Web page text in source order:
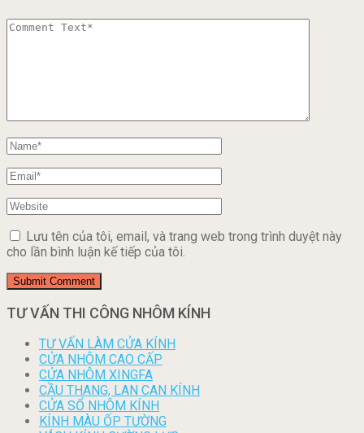
Lưu tên của tôi, email, và trang web trong trình duyệt này
cho lần bình luận kế tiếp của tôi.
TƯ VẤN THI CÔNG NHÔM KÍNH
TƯ VẤN LÀM CỬA KÍNH
CỬA NHÔM CAO CẤP
CỬA NHÔM XINGFA
CẦU THANG, LAN CAN KÍNH
CỬA SỔ NHÔM KÍNH
KÍNH MÀU ỐP TƯỜNG